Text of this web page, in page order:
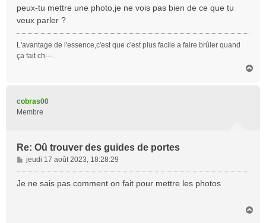
s
e
peux-tu mettre une photo,je ne vois pas bien de ce que tu
veux parler ?
L'avantage de l'essence,c'est que c'est plus facile a faire brûler quand
ça fait ch---.
cobras00
Membre
Re: Oû trouver des guides de portes
M
e
s
jeudi 17 août 2023, 18:28:29
Je ne sais pas comment on fait pour mettre les photos